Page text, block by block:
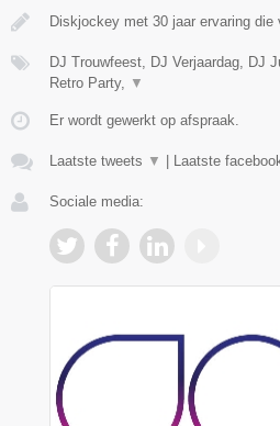
Diskjockey met 30 jaar ervaring
DJ Trouwfeest, DJ Verjaardag, DJ
Retro Party, ▼
Er wordt gewerkt op afspraak.
Laatste tweets ▼ Laatste
Sociale media: